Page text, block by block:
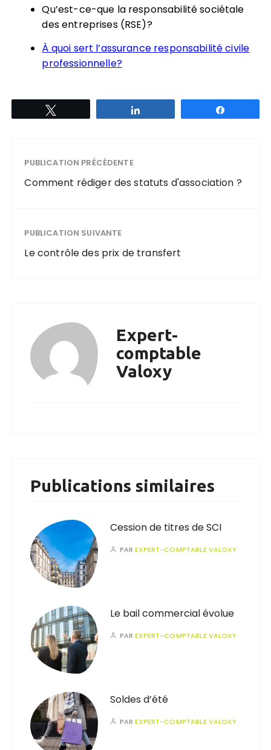
Qu’est-ce-que la responsabilité sociétale
des entreprises (RSE)?
À quoi sert l’assurance responsabilité civile
professionnelle?
PUBLICATION PRÉCÉDENTE
Comment rédiger des statuts d'association ?
PUBLICATION SUIVANTE
Le contrôle des prix de transfert
Expert-
comptable
Valoxy
Publications similaires
Cession de titres de SCI
PAREXPERT-COMPTABLE VALOXY
Le bail commercial évolue
PAREXPERT-COMPTABLE VALOXY
Soldes d’été
PAREXPERT-COMPTABLE VALOXY